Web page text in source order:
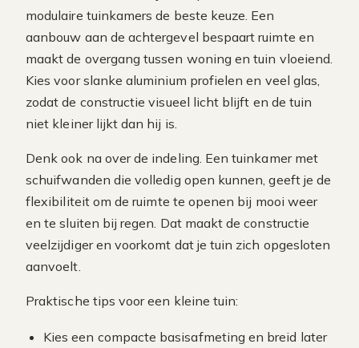
modulaire tuinkamers de beste keuze. Een
aanbouw aan de achtergevel bespaart ruimte en
maakt de overgang tussen woning en tuin vloeiend.
Kies voor slanke aluminium profielen en veel glas,
zodat de constructie visueel licht blijft en de tuin
niet kleiner lijkt dan hij is.
Denk ook na over de indeling. Een tuinkamer met
schuifwanden die volledig open kunnen, geeft je de
flexibiliteit om de ruimte te openen bij mooi weer
en te sluiten bij regen. Dat maakt de constructie
veelzijdiger en voorkomt dat je tuin zich opgesloten
aanvoelt.
Praktische tips voor een kleine tuin:
Kies een compacte basisafmeting en breid later